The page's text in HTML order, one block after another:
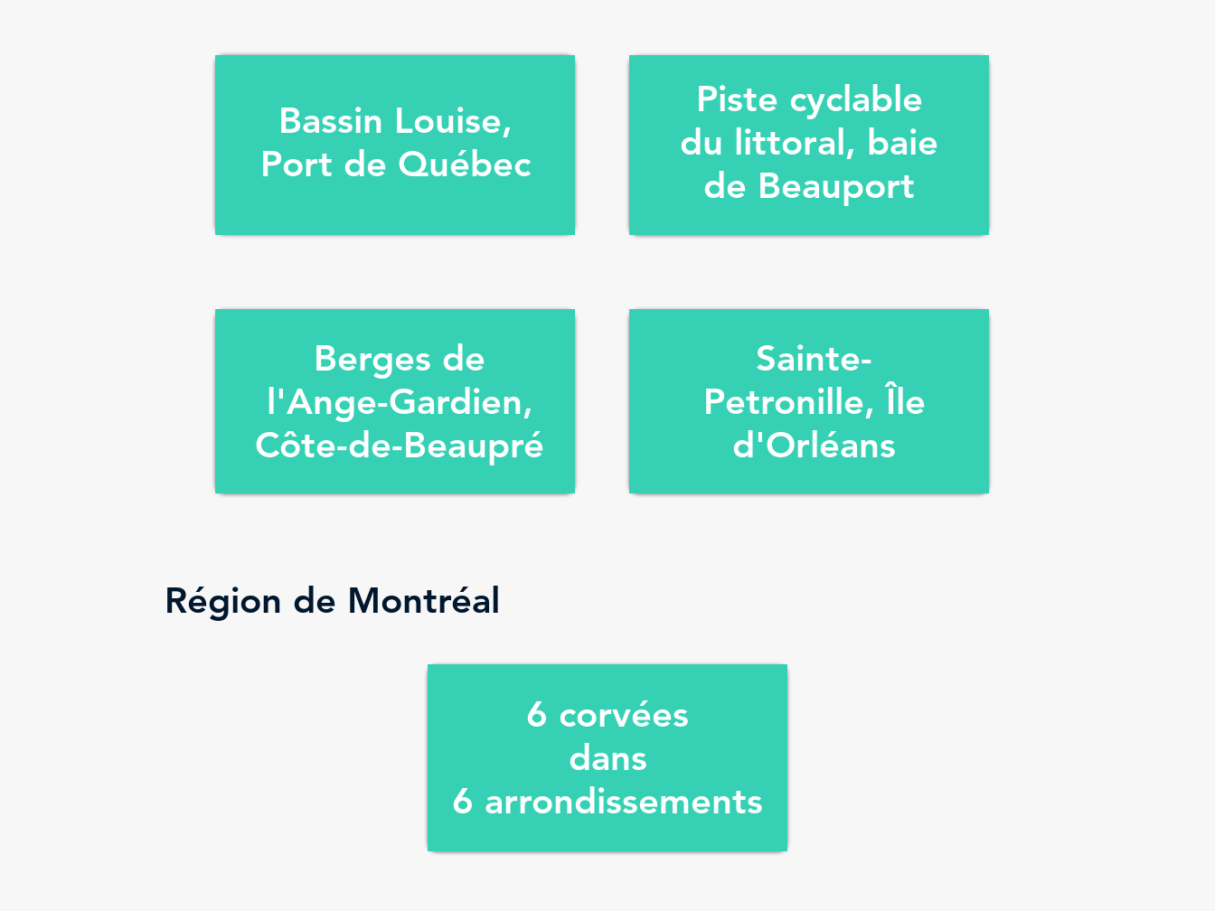
Bassin Louise,
Port de Québec
Piste cyclable
du littoral, baie
de Beauport
Berges de
l'Ange-Gardien,
Côte-de-Beaupré
Sainte-
Petronille, Île
d'Orléans
Région de Montréal
6 corvées
dans
6 arrondissements